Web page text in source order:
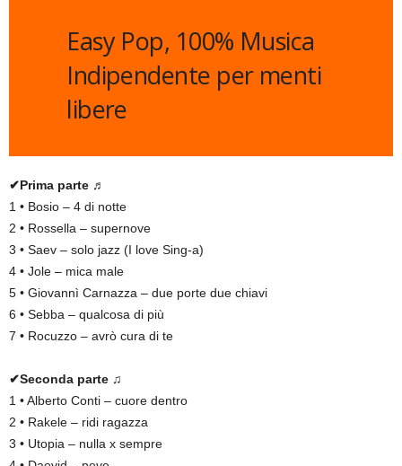
Easy Pop, 100% Musica
Indipendente per menti
libere
✔Prima parte ♬
1 • Bosio – 4 di notte
2 • Rossella – supernove
3 • Saev – solo jazz (I love Sing-a)
4 • Jole – mica male
5 • Giovannì Carnazza – due porte due chiavi
6 • Sebba – qualcosa di più
7 • Rocuzzo – avrò cura di te
✔Seconda parte ♫
1 • Alberto Conti – cuore dentro
2 • Rakele – ridi ragazza
3 • Utopia – nulla x sempre